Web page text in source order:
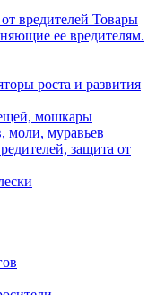
вредителей Товары
ее вредителям.
роста и развития
мошкары
моли, муравьев
защита от